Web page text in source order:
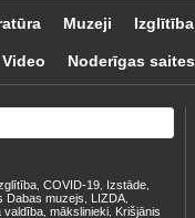
Muzeji Izglītība
Video Noderīgas saites
COVID-19 Izstāde
Dabas muzejs LIZDA
valdība mākslinieki Krišjānis